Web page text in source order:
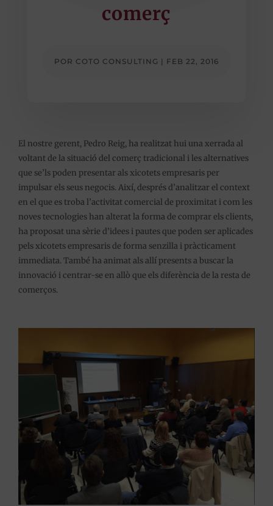
comerç
POR COTO CONSULTING | FEB 22, 2016
El nostre gerent, Pedro Reig, ha realitzat hui una xerrada al
voltant de la situació del comerç tradicional i les alternatives
que se’ls poden presentar als xicotets empresaris per
impulsar els seus negocis. Així, després d’analitzar el context
en el que es troba l’activitat comercial de proximitat i com les
noves tecnologies han alterat la forma de comprar els clients,
ha proposat una sèrie d’idees i pautes que poden ser aplicades
pels xicotets empresaris de forma senzilla i pràcticament
immediata. També ha animat als allí presents a buscar la
innovació i centrar-se en allò que els diferència de la resta de
comerços.